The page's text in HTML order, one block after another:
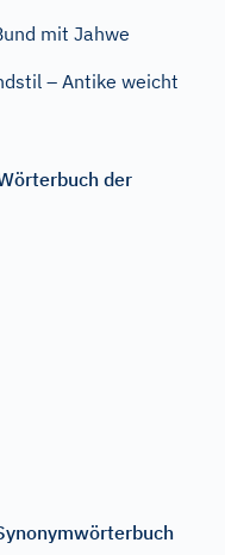
mit Jahwe
– Antike weicht
der